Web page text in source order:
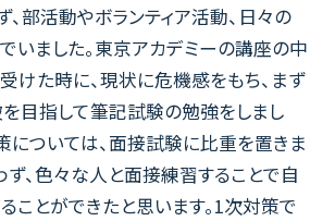
部活動やボランティア活動、日々の
いました。東京アカデミーの講座の中
けた時に、現状に危機感をもち、まず
目指して筆記試験の勉強をしまし
については、面接試験に比重を置きま
ず、色々な人と面接練習することで自
ことができたと思います。1次対策で